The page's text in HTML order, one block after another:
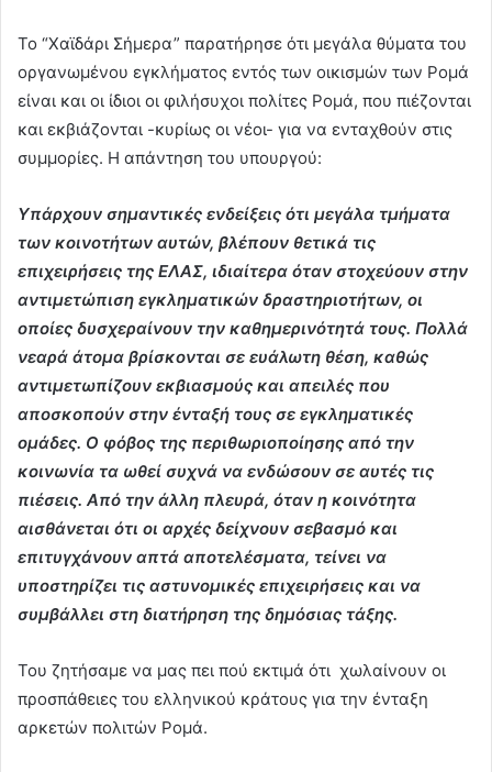
Το “Χαϊδάρι Σήμερα” παρατήρησε ότι μεγάλα θύματα του
οργανωμένου εγκλήματος εντός των οικισμών των Ρομά
είναι και οι ίδιοι οι φιλήσυχοι πολίτες Ρομά, που πιέζονται
και εκβιάζονται -κυρίως οι νέοι- για να ενταχθούν στις
συμμορίες. Η απάντηση του υπουργού:
Υπάρχουν σημαντικές ενδείξεις ότι μεγάλα τμήματα
των κοινοτήτων αυτών, βλέπουν θετικά τις
επιχειρήσεις της ΕΛΑΣ, ιδιαίτερα όταν στοχεύουν στην
αντιμετώπιση εγκληματικών δραστηριοτήτων, οι
οποίες δυσχεραίνουν την καθημερινότητά τους. Πολλά
νεαρά άτομα βρίσκονται σε ευάλωτη θέση, καθώς
αντιμετωπίζουν εκβιασμούς και απειλές που
αποσκοπούν στην ένταξή τους σε εγκληματικές
ομάδες. Ο φόβος της περιθωριοποίησης από την
κοινωνία τα ωθεί συχνά να ενδώσουν σε αυτές τις
πιέσεις. Από την άλλη πλευρά, όταν η κοινότητα
αισθάνεται ότι οι αρχές δείχνουν σεβασμό και
επιτυγχάνουν απτά αποτελέσματα, τείνει να
υποστηρίζει τις αστυνομικές επιχειρήσεις και να
συμβάλλει στη διατήρηση της δημόσιας τάξης.
Του ζητήσαμε να μας πει πού εκτιμά ότι χωλαίνουν οι
προσπάθειες του ελληνικού κράτους για την ένταξη
αρκετών πολιτών Ρομά.